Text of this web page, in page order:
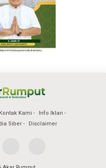
Kontak Kami
Info Iklan
Siber Disclaimer